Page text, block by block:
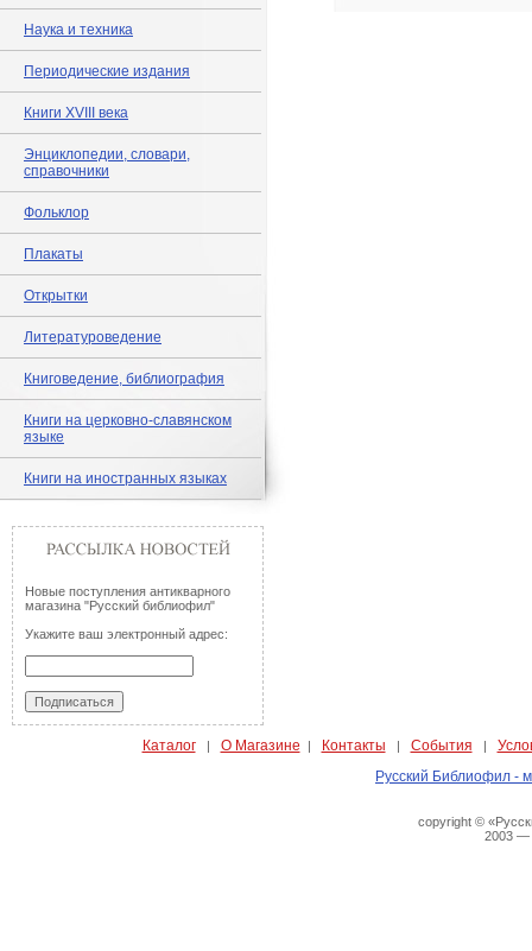
Наука и техника
Периодические издания
Книги XVIII века
Энциклопедии, словари,
справочники
Фольклор
Плакаты
Открытки
Литературоведение
Книговедение, библиография
Книги на церковно-славянском
языке
Книги на иностранных языках
Новые поступления антикварного
магазина "Русский библиофил"
Укажите ваш электронный адрес:
Каталог| О Магазине | Контакты | События |
Русский Библиофил -
copyright ©
2003 —